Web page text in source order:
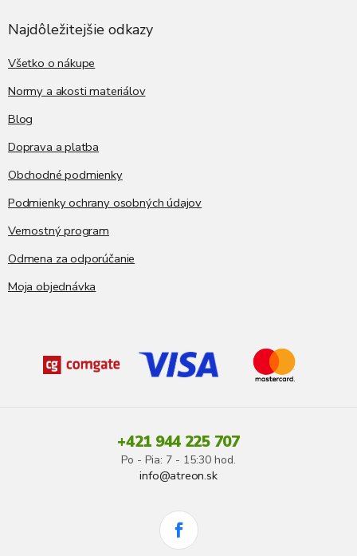
Najdôležitejšie odkazy
Všetko o nákupe
Normy a akosti materiálov
Blog
Doprava a platba
Obchodné podmienky
Podmienky ochrany osobných údajov
Vernostný program
Odmena za odporúčanie
Moja objednávka
+421 944 225 707
Po - Pia: 7 - 15:30 hod.
info@atreon.sk